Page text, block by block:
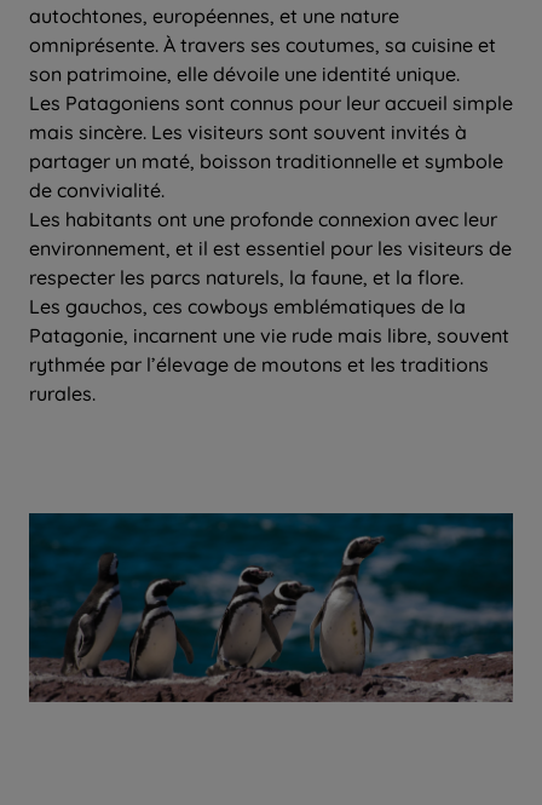
autochtones, européennes, et une nature
omniprésente. À travers ses coutumes, sa cuisine et
son patrimoine, elle dévoile une identité unique.
Les Patagoniens sont connus pour leur accueil simple
mais sincère. Les visiteurs sont souvent invités à
partager un maté, boisson traditionnelle et symbole
de convivialité.
Les habitants ont une profonde connexion avec leur
environnement, et il est essentiel pour les visiteurs de
respecter les parcs naturels, la faune, et la flore.
Les gauchos, ces cowboys emblématiques de la
Patagonie, incarnent une vie rude mais libre, souvent
rythmée par l’élevage de moutons et les traditions
rurales.